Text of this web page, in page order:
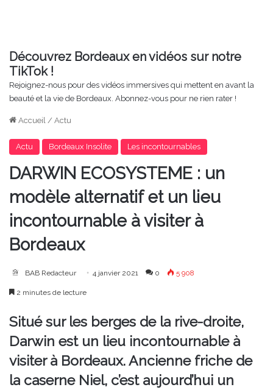
Découvrez Bordeaux en vidéos sur notre
TikTok !
Rejoignez-nous pour des vidéos immersives qui mettent en avant la
beauté et la vie de Bordeaux. Abonnez-vous pour ne rien rater !
Accueil / Actu
Actu Bordeaux Insolite Les incontournables
DARWIN ECOSYSTEME : un
modèle alternatif et un lieu
incontournable à visiter à
Bordeaux
BAB Redacteur 4 janvier 2021 0 5 908
2 minutes de lecture
Situé sur les berges de la rive-droite,
Darwin est un lieu incontournable à
visiter à Bordeaux. Ancienne friche de
la caserne Niel, c’est aujourd’hui un